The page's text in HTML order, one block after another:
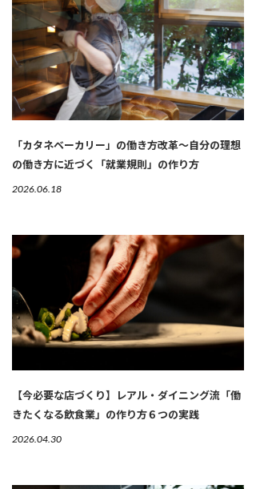
「カタネベーカリー」の働き方改革～自分の理想
の働き方に近づく「就業規則」の作り方
2026.06.18
【今必要な店づくり】レアル・ダイニング流「働
きたくなる飲食業」の作り方６つの実践
2026.04.30